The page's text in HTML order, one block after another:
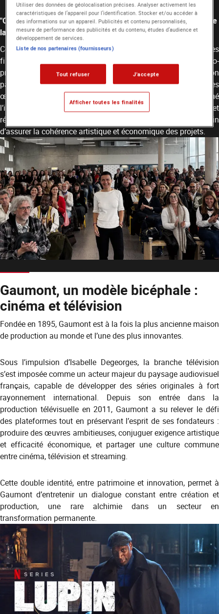
"Chaque projet doit être pensé dans un écosystème global, de
la conception à la diffusion"
Cette approche repose sur un pilotage précis des budgets et des
financements, sur la mise en place de modèles de co-
production adaptés à chaque partenaire, et sur une attention
particulière portée à la distribution et à la circulation des
œuvres sur toutes les plateformes. Elle a également souligné
l’importance d’une réflexion commune avec les auteurs et
réalisateurs, dès les premières étapes de développement, afin
d’assurer la cohérence artistique et économique des projets.
Gaumont, un modèle bicéphale :
cinéma et télévision
Fondée en 1895, Gaumont est à la fois la plus ancienne maison
de production au monde et l’une des plus innovantes.
Sous l’impulsion d’Isabelle Degeorges, la branche télévision
s’est imposée comme un acteur majeur du paysage audiovisuel
français, capable de développer des séries originales à fort
rayonnement international. Depuis son entrée dans la
production télévisuelle en 2011, Gaumont a su relever le défi
des plateformes tout en préservant l’esprit de ses fondateurs :
produire des œuvres ambitieuses, conjuguer exigence artistique
et efficacité économique, et partager une culture commune
entre cinéma, télévision et streaming.
Cette double identité, entre patrimoine et innovation, permet à
Gaumont d’entretenir un dialogue constant entre création et
production, une rare alchimie dans un secteur en
transformation permanente.
Utiliser des données de géolocalisation précises. Analyser activement les
caractéristiques de l’appareil pour l’identification. Stocker et/ou accéder à
des informations sur un appareil. Publicités et contenu personnalisés,
mesure de performance des publicités et du contenu, études d’audience et
développement de services.
Liste de nos partenaires (fournisseurs)
Tout refuser J'accepte
Afficher toutes les finalités